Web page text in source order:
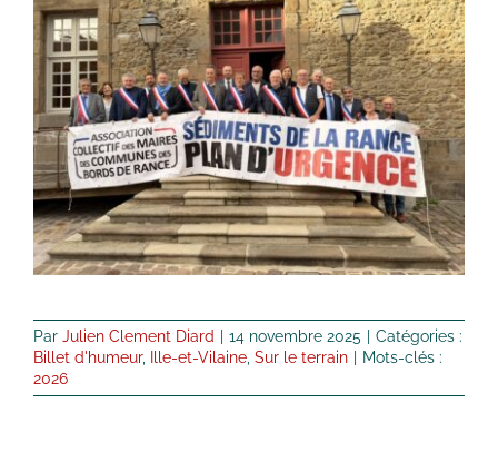
Par Julien Clement Diard 14 novembre 2025
Catégories :
Billet d'humeur, Ille-et-Vilaine Sur le terrain
Mots-clés :
2026